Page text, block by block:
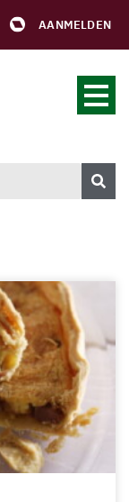
AANMELDEN